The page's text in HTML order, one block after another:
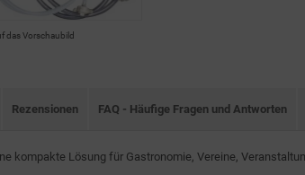
das Vorschaubild
Rezensionen FAQ - Häufige Fragen und Antworten
kompakte Lösung für Gastronomie, Vereine,